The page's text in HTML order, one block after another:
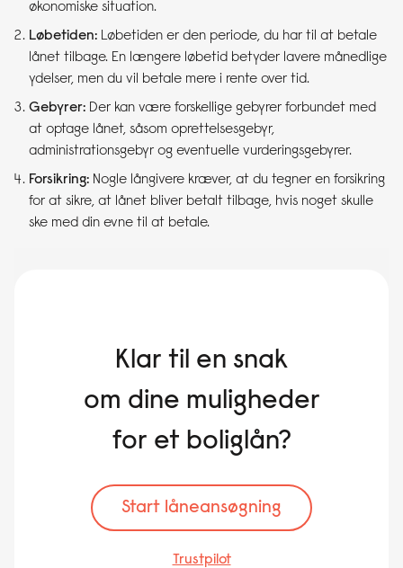
økonomiske situation.
Løbetiden: Løbetiden er den periode, du har til at betale
lånet tilbage. En længere løbetid betyder lavere månedlige
ydelser, men du vil betale mere i rente over tid.
Gebyrer: Der kan være forskellige gebyrer forbundet med
at optage lånet, såsom oprettelsesgebyr,
administrationsgebyr og eventuelle vurderingsgebyrer.
Forsikring: Nogle långivere kræver, at du tegner en forsikring
for at sikre, at lånet bliver betalt tilbage, hvis noget skulle
ske med din evne til at betale.
Klar til en snak
om dine muligheder
for et boliglån?
Start låneansøgning
Trustpilot